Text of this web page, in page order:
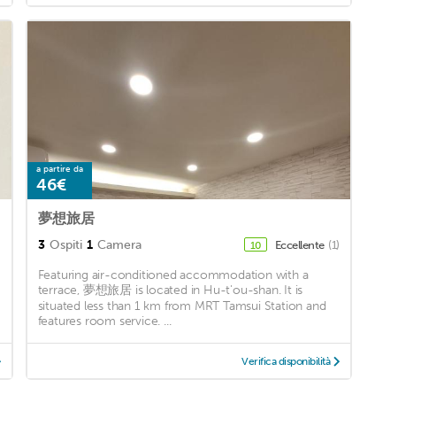
a partire da
46€
夢想旅居
3 Ospiti 1 Camera 10 Eccellente (1)
Featuring air-conditioned accommodation with a
terrace, 夢想旅居 is located in Hu-t'ou-shan. It is
situated less than 1 km from MRT Tamsui Station and
features room service. ...
Verifica disponibilità